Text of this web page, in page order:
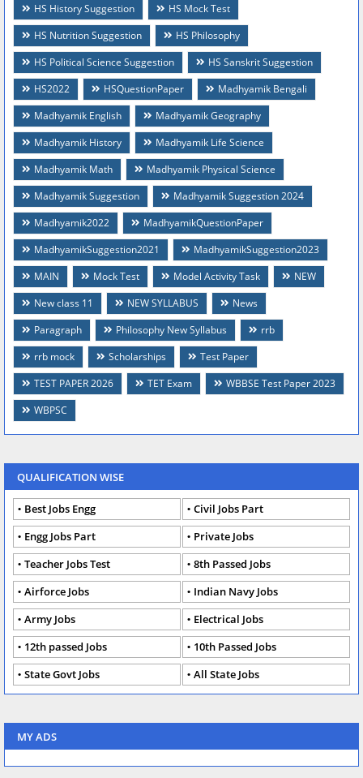
HS History Suggestion
HS Mock Test
HS Nutrition Suggestion
HS Philosophy
HS Political Science Suggestion
HS Sanskrit Suggestion
HS2022
HSQuestionPaper
Madhyamik Bengali
Madhyamik English
Madhyamik Geography
Madhyamik History
Madhyamik Life Science
Madhyamik Math
Madhyamik Physical Science
Madhyamik Suggestion
Madhyamik Suggestion 2024
Madhyamik2022
MadhyamikQuestionPaper
MadhyamikSuggestion2021
MadhyamikSuggestion2023
MAIN
Mock Test Model Activity Task
NEW
New class 11
NEW SYLLABUS
News
Paragraph
Philosophy New Syllabus
rrb
rrb mock
Scholarships
Test Paper
TEST PAPER 2026
TET Exam
WBBSE Test Paper 2023
WBPSC
QUALIFICATION WISE
Best Jobs Engg
Civil Jobs Part
Engg Jobs Part
Private Jobs
Teacher Jobs Test
8th Passed Jobs
Airforce Jobs
Indian Navy Jobs
Army Jobs
Electrical Jobs
12th passed Jobs
10th Passed Jobs
State Govt Jobs
All State Jobs
MY ADS